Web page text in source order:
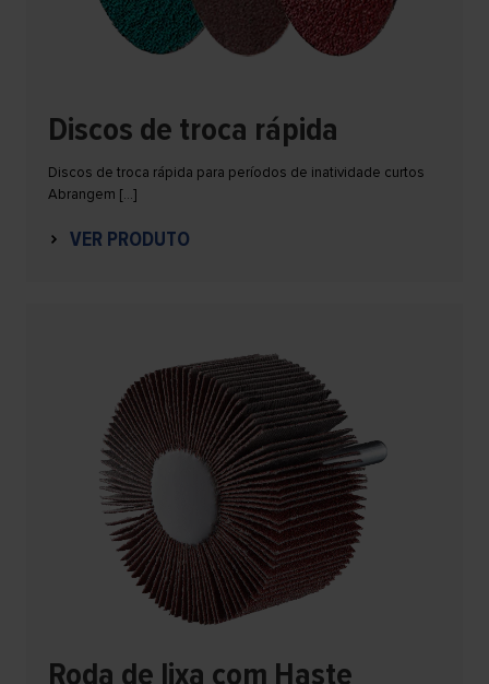
Discos de troca rápida
Discos de troca rápida para períodos de inatividade curtos
Abrangem […]
VER PRODUTO
Roda de lixa com Haste